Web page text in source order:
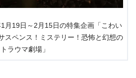
月19日～2月15日の特集企画「こわい
スペンス！ミステリー！恐怖と幻想の
トラウマ劇場」